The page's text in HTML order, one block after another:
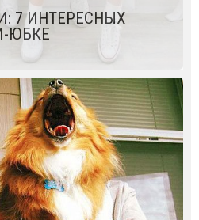
7 ИНТЕРЕСНЫХ
ЮБКЕ